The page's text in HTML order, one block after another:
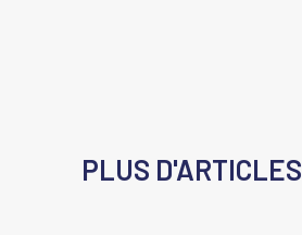
PLUS D'ARTICLES